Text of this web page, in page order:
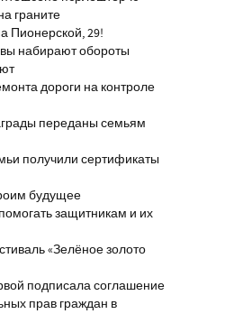
граните
Пионерской, 29!
набирают обороты
дороги на контроле
переданы семьям
получили сертификаты
будущее
защитникам и их
«Зелёное золото
подписала соглашение
прав граждан в